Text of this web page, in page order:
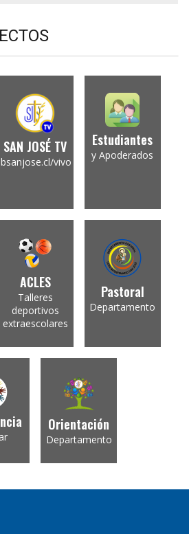
SAN JOSÉ TV
vivo
Estudiantes
y Apoderados
ACLES
Talleres
deportivos
extraescolares
Pastoral
Departamento
Orientación
Departamento